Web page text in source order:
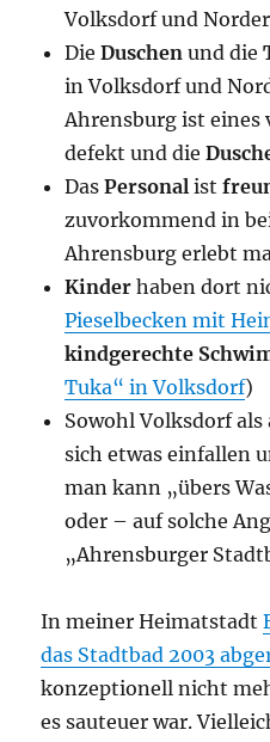
Volksdorf und
DieDuschen und die
in Volksdorf und
Ahrensburg ist eines
defekt und die
DasPersonal ist
zuvorkommend in
Ahrensburg erlebt
Kinder haben dort
Pieselbecken mit
kindgerechte
Tuka“ in Volksdorf)
Sowohl Volksdorf als
sich etwas einfallen
man kann „übers
oder – auf solche
„Ahrensburger
In meiner Heimatstadt
das Stadtbad 2003
konzeptionell nicht
es sauteuer war.